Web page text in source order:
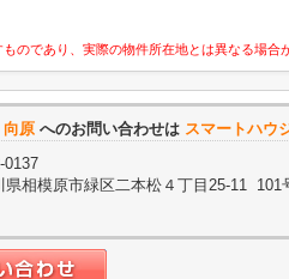
のであり、実際の物件所在地とは異なる場合
原 へのお問い合わせは スマートハウ
0137
県相模原市緑区二本松４丁目25-11 101